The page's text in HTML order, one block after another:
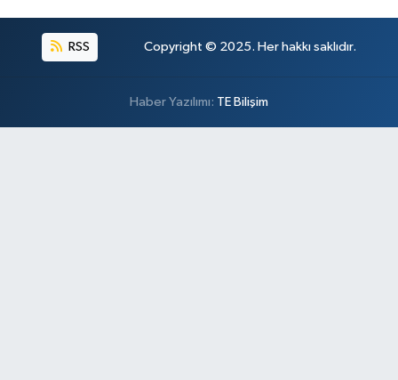
RSS Copyright © 2025. Her hakkı saklıdır.
Haber Yazılımı: TE Bilişim